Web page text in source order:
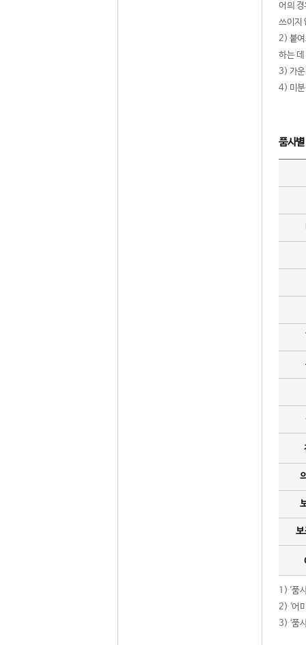
어의
쓰이지
2) 붙여
하는
3) 가운
4) 미분
품사
보
1) '품
2) ‘어
3) ‘품